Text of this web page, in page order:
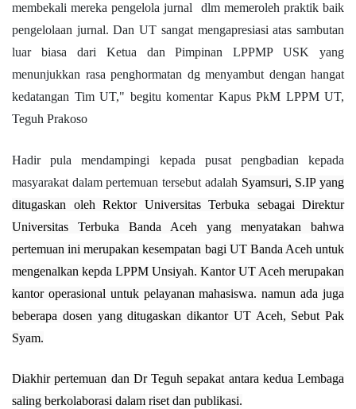
membekali mereka pengelola jurnal dlm memeroleh praktik baik
pengelolaan jurnal.Dan UT sangat mengapresiasi atas sambutan
luar biasa dari Ketua dan Pimpinan LPPMP USK yang
menunjukkan rasa penghormatan dg menyambut dengan hangat
kedatangan Tim UT," begitu komentar Kapus PkM LPPM UT,
Teguh Prakoso
Hadir pula mendampingi kepada pusat pengbadian kepada
masyarakat dalam pertemuan tersebut adalah Syamsuri, S.IP yang
ditugaskan oleh Rektor Universitas Terbuka sebagai Direktur
Universitas Terbuka Banda Aceh yang menyatakan bahwa
pertemuan ini merupakan kesempatan bagi UT Banda Aceh untuk
mengenalkan kepda LPPM Unsiyah. Kantor UT Aceh merupakan
kantor operasional untuk pelayanan mahasiswa. namun ada juga
beberapa dosen yang ditugaskan dikantor UT Aceh, Sebut Pak
Syam.
Diakhir pertemuan dan Dr Teguh sepakat antara kedua Lembaga
saling berkolaborasi dalam riset dan publikasi.